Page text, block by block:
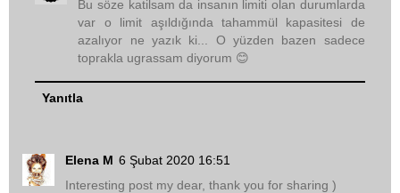
Bu söze katilsam da insanın limiti olan durumlarda
var o limit aşıldığında tahammül kapasitesi de
azalıyor ne yazık ki... O yüzden bazen sadece
toprakla ugrassam diyorum 😊
Yanıtla
Elena M 6 Şubat 2020 16:51
Interesting post my dear, thank you for sharing )